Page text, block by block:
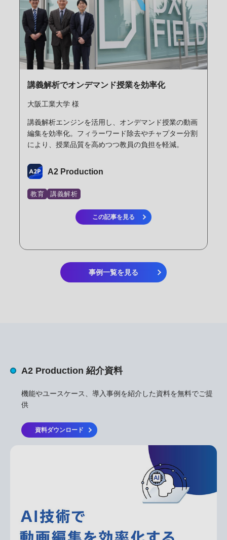
講義解析でオンデマンド授業を効率化
大阪工業大学 様
講義解析エンジンを活用し、オンデマンド授業の動画
編集を効率化。フィラーワード除去やチャプター分割
により、授業品質を高めつつ教員の負担を軽減。
A2 Production
教育 講義解析
この記事を見る
事例一覧を見る
A2 Production 紹介資料
機能やユースケース、導入事例を紹介した資料を無料でご提
供
資料ダウンロード